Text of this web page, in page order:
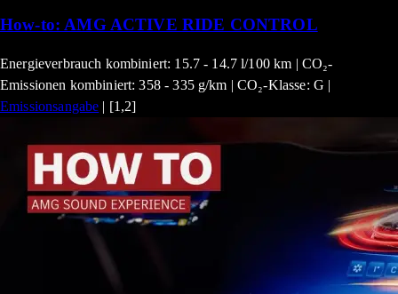
How-to: AMG ACTIVE RIDE CONTROL
Energieverbrauch kombiniert: 15.7 - 14.7 l/100 km | CO₂-
Emissionen kombiniert: 358 - 335 g/km | CO₂-Klasse: G |
Emissionsangabe | [1,2]